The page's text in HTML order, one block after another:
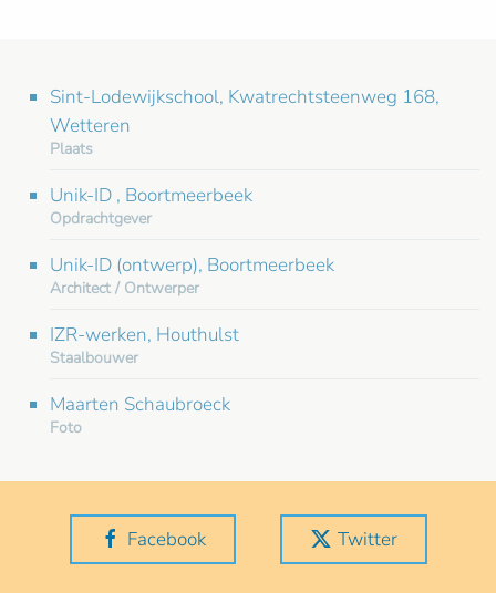
Sint-Lodewijkschool, Kwatrechtsteenweg 168,
Wetteren
Plaats
Unik-ID , Boortmeerbeek
Opdrachtgever
Unik-ID (ontwerp), Boortmeerbeek
Architect / Ontwerper
IZR-werken, Houthulst
Staalbouwer
Maarten Schaubroeck
Foto
Facebook Twitter